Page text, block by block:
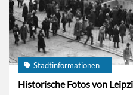
Stadtinformationen
Historische Fotos von